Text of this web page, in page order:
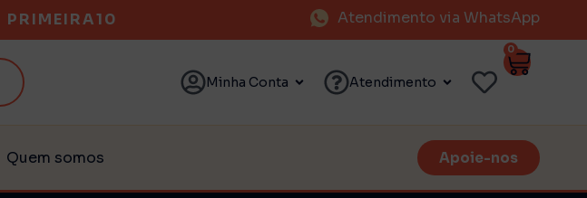
PRIMEIRA10 Atendimento via WhatsApp
Minha Conta Atendimento
0
Quem somos Apoie-nos